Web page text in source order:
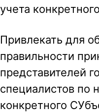
учета
Привлекать для
правильности
представителей
специалистов по
конкретного